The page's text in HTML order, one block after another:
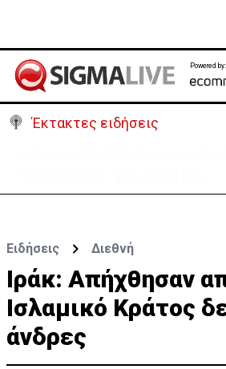
Powered by:
Έκτακτες ειδήσεις
Ειδήσεις Διεθνή
Ιράκ: Aπήχθησαν
Ισλαμικό Κράτος
άνδρες